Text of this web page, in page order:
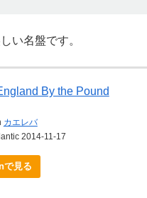
い名盤です。
By the Pound
カエレバ
2014-11-17
で見る